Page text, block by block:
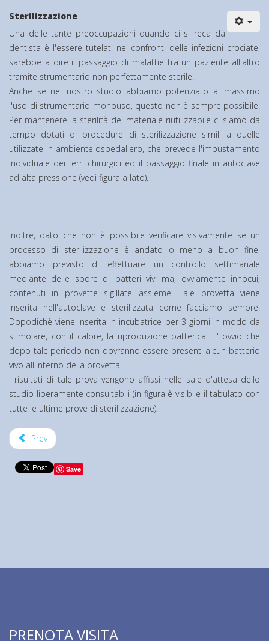
Sterilizzazione
Una delle tante preoccupazioni quando ci si reca dal
dentista è l'essere tutelati nei confronti delle infezioni crociate,
sarebbe a dire il passaggio di malattie tra un paziente all'altro
tramite strumentario non perfettamente sterile.
Anche se nel nostro studio abbiamo potenziato al massimo
l'uso di strumentario monouso, questo non è sempre possibile.
Per mantenere la sterilità del materiale riutilizzabile ci siamo da
tempo dotati di procedure di sterilizzazione simili a quelle
utilizzate in ambiente ospedaliero, che prevede l'imbustamento
individuale dei ferri chirurgici ed il passaggio finale in autoclave
ad alta pressione (vedi figura a lato).
Inoltre, dato che non è possibile verificare visivamente se un
processo di sterilizzazione è andato o meno a buon fine,
abbiamo previsto di effettuare un controllo settimanale
mediante delle spore di batteri vivi ma, ovviamente innocui,
contenuti in provette sigillate assieme. Tale provetta viene
inserita nell'autoclave e sterilizzata come facciamo sempre.
Dopodichè viene inserita in incubatrice per 3 giorni in modo da
stimolare, con il calore, la riproduzione batterica. E' ovvio che
dopo tale periodo non dovranno essere presenti alcun batterio
vivo all'interno della provetta.
I risultati di tale prova vengono affissi nelle sale d'attesa dello
studio liberamente consultabili (in figura è visibile il tabulato con
tutte le ultime prove di sterilizzazione).
Prev
Save
PRENOTA VISITA